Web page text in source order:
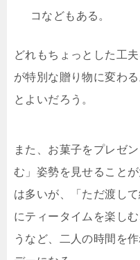
コなどもある。
どれもちょっとした工
が特別な贈り物に変わ
とよいだろう。
また、お菓子をプレゼ
む」姿勢を見せること
は多いが、「ただ渡し
にティータイムを楽し
うなど、二人の時間を